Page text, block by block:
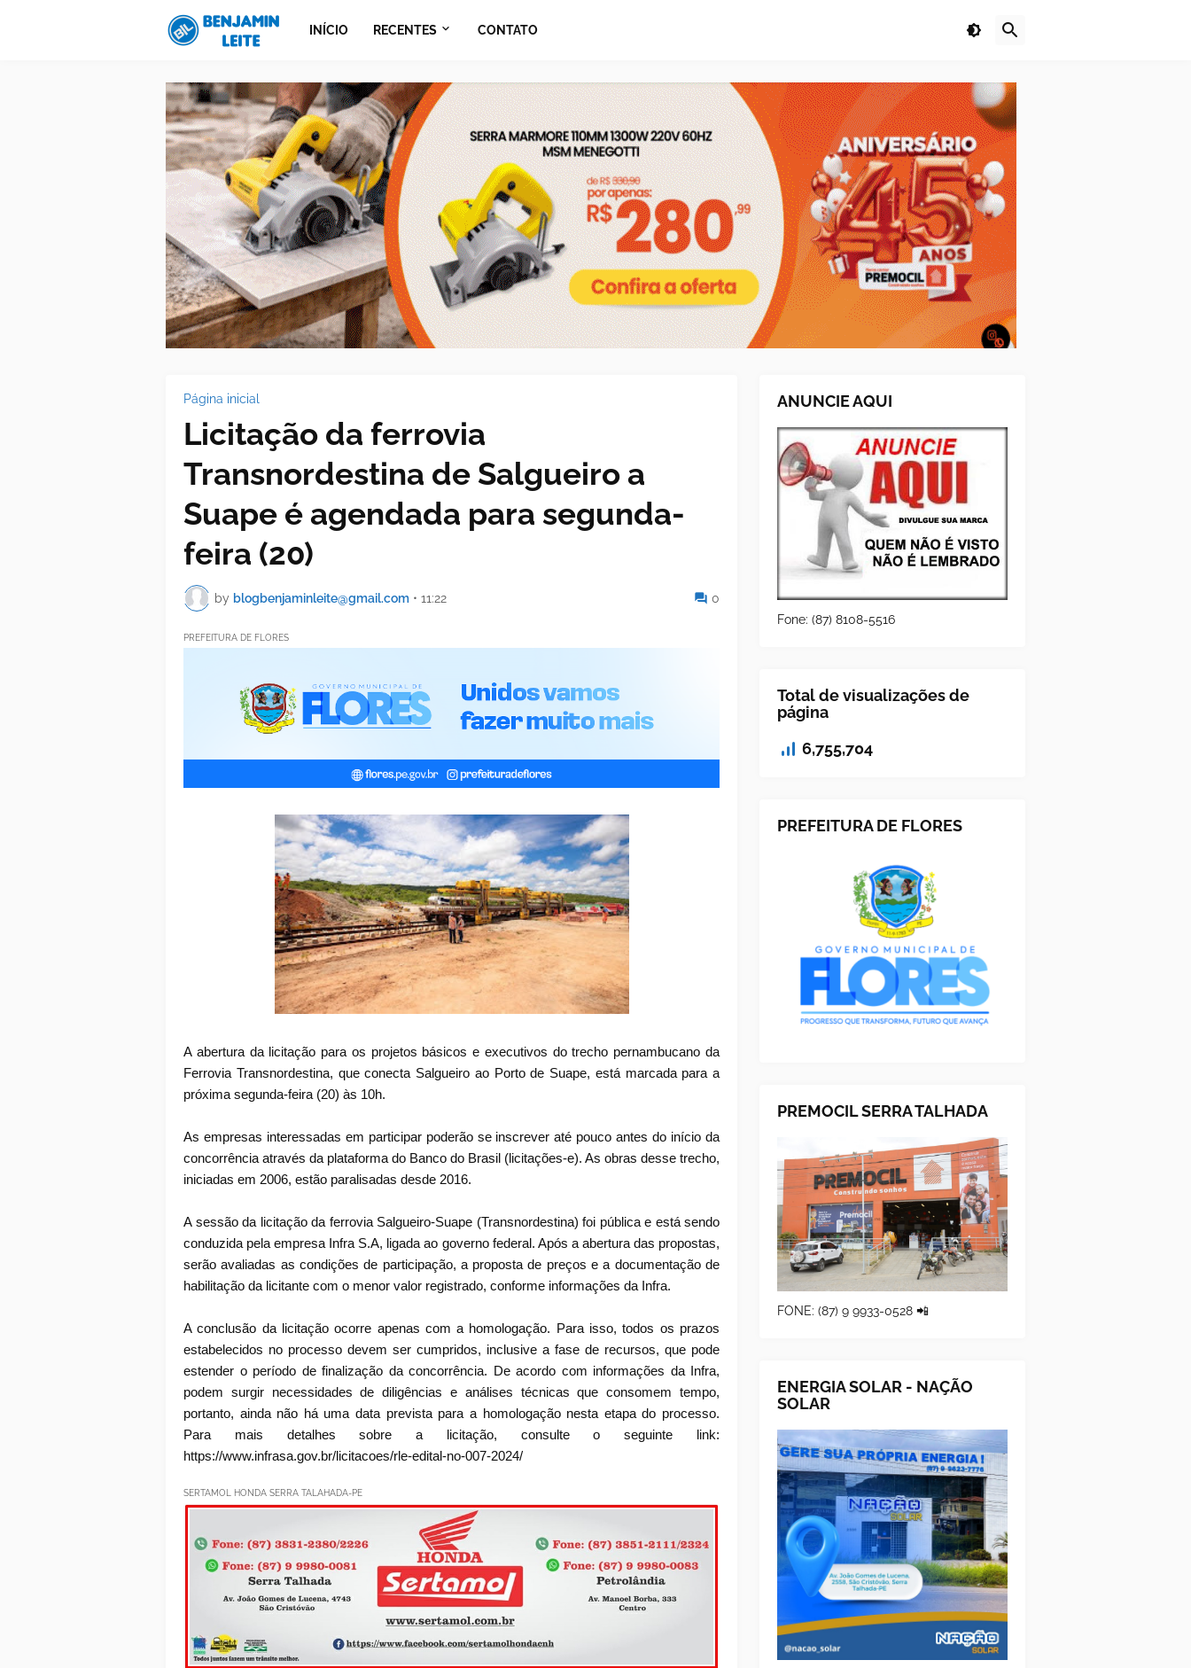
INÍCIO RECENTES CONTATO
Página inicial
Licitação da ferrovia
Transnordestina de Salgueiro a
Suape é agendada para segunda-
feira (20)
by blogbenjaminleite@gmail.com • 11:22 0
PREFEITURA DE FLORES
A abertura da licitação para os projetos básicos e executivos do trecho pernambucano da
Ferrovia Transnordestina, que conecta Salgueiro ao Porto de Suape, está marcada para a
próxima segunda-feira (20) às 10h.
As empresas interessadas em participar poderão se inscrever até pouco antes do início da
concorrência através da plataforma do Banco do Brasil (licitações-e). As obras desse trecho,
iniciadas em 2006, estão paralisadas desde 2016.
A sessão da licitação da ferrovia Salgueiro-Suape (Transnordestina) foi pública e está sendo
conduzida pela empresa Infra S.A, ligada ao governo federal. Após a abertura das propostas,
serão avaliadas as condições de participação, a proposta de preços e a documentação de
habilitação da licitante com o menor valor registrado, conforme informações da Infra.
A conclusão da licitação ocorre apenas com a homologação. Para isso, todos os prazos
estabelecidos no processo devem ser cumpridos, inclusive a fase de recursos, que pode
estender o período de finalização da concorrência. De acordo com informações da Infra,
podem surgir necessidades de diligências e análises técnicas que consomem tempo,
portanto, ainda não há uma data prevista para a homologação nesta etapa do processo.
Para mais detalhes sobre a licitação, consulte o seguinte link:
https://www.infrasa.gov.br/licitacoes/rle-edital-no-007-2024/
SERTAMOL HONDA SERRA TALAHADA-PE
ANUNCIE AQUI
Fone: (87) 8108-5516
Total de visualizações de
página
6,755,704
PREFEITURA DE FLORES
PREMOCIL SERRA TALHADA
FONE: (87) 9 9933-0528 📲
ENERGIA SOLAR - NAÇÃO
SOLAR